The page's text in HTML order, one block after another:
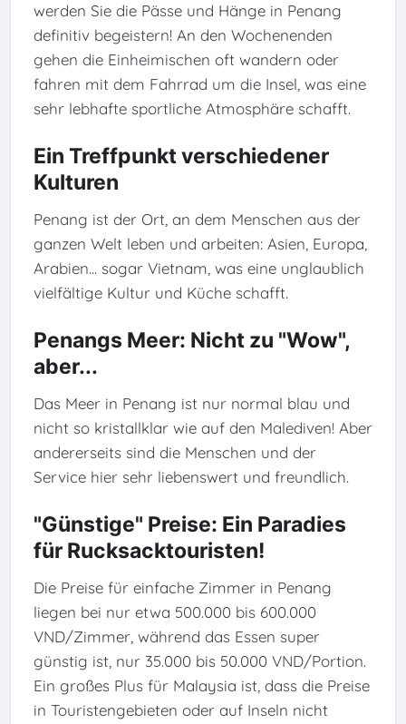
werden Sie die Pässe und Hänge in Penang
definitiv begeistern! An den Wochenenden
gehen die Einheimischen oft wandern oder
fahren mit dem Fahrrad um die Insel, was eine
sehr lebhafte sportliche Atmosphäre schafft.
Ein Treffpunkt verschiedener
Kulturen
Penang ist der Ort, an dem Menschen aus der
ganzen Welt leben und arbeiten: Asien, Europa,
Arabien... sogar Vietnam, was eine unglaublich
vielfältige Kultur und Küche schafft.
Penangs Meer: Nicht zu "Wow",
aber...
Das Meer in Penang ist nur normal blau und
nicht so kristallklar wie auf den Malediven! Aber
andererseits sind die Menschen und der
Service hier sehr liebenswert und freundlich.
"Günstige" Preise: Ein Paradies
für Rucksacktouristen!
Die Preise für einfache Zimmer in Penang
liegen bei nur etwa 500.000 bis 600.000
VND/Zimmer, während das Essen super
günstig ist, nur 35.000 bis 50.000 VND/Portion.
Ein großes Plus für Malaysia ist, dass die Preise
in Touristengebieten oder auf Inseln nicht